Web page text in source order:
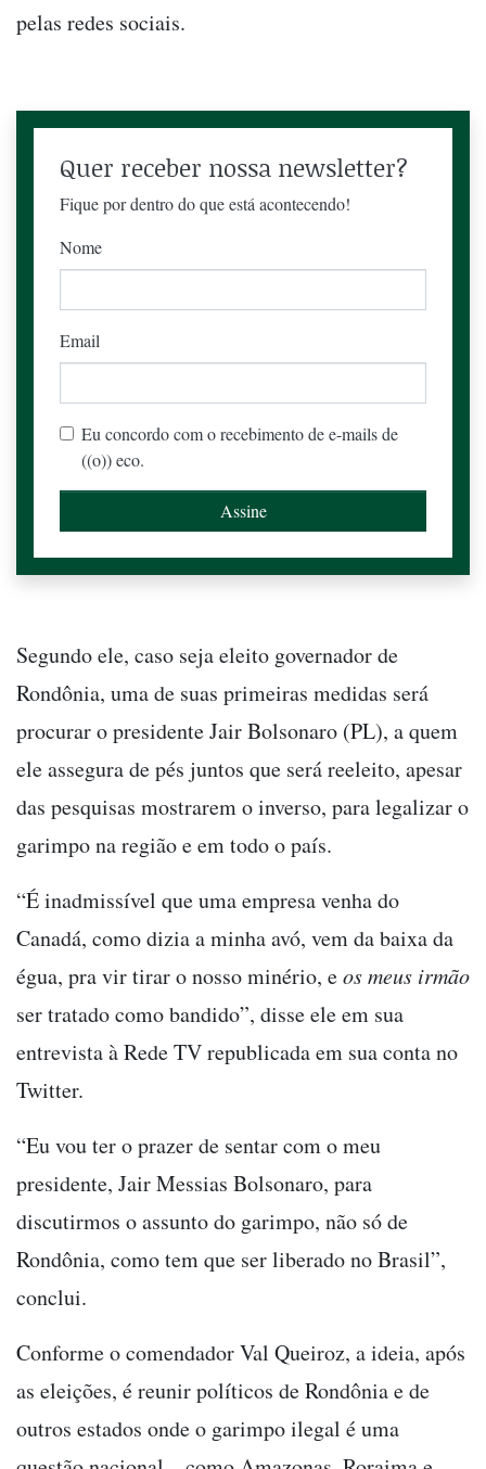
pelas redes sociais.
Quer receber nossa newsletter?
Fique por dentro do que está acontecendo!
Nome
Email
Eu concordo com o recebimento de e-mails de
((o)) eco.
Segundo ele, caso seja eleito governador de
Rondônia, uma de suas primeiras medidas será
procurar o presidente Jair Bolsonaro (PL), a quem
ele assegura de pés juntos que será reeleito, apesar
das pesquisas mostrarem o inverso, para legalizar o
garimpo na região e em todo o país.
“É inadmissível que uma empresa venha do
Canadá, como dizia a minha avó, vem da baixa da
égua, pra vir tirar o nosso minério, eos meus irmão
ser tratado como bandido”, disse ele em sua
entrevista à Rede TV republicada em sua conta no
Twitter.
“Eu vou ter o prazer de sentar com o meu
presidente, Jair Messias Bolsonaro, para
discutirmos o assunto do garimpo, não só de
Rondônia, como tem que ser liberado no Brasil”,
conclui.
Conforme o comendador Val Queiroz, a ideia, após
as eleições, é reunir políticos de Rondônia e de
outros estados onde o garimpo ilegal é uma